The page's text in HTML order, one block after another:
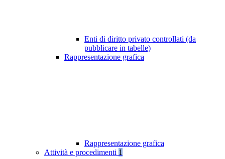
Enti di diritto privato controllati (da
pubblicare in tabelle)
Rappresentazione grafica
Rappresentazione grafica
Attività e procedimenti 1